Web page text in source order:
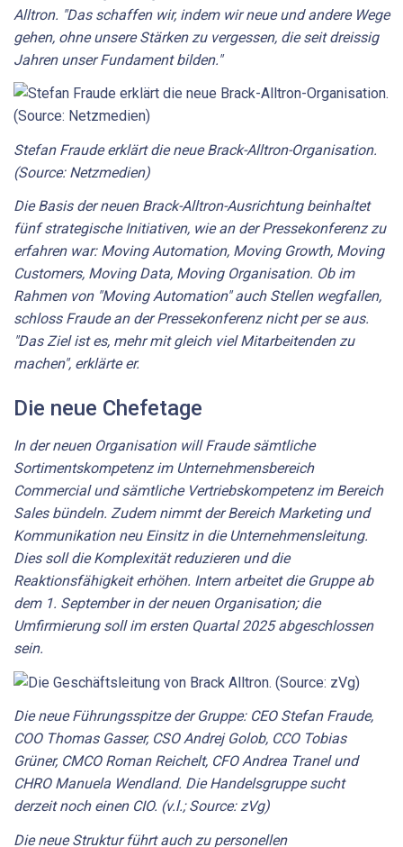
Alltron. "Das schaffen wir, indem wir neue und andere Wege
gehen, ohne unsere Stärken zu vergessen, die seit dreissig
Jahren unser Fundament bilden."
Stefan Fraude erklärt die neue Brack-Alltron-Organisation.
(Source: Netzmedien)
Die Basis der neuen Brack-Alltron-Ausrichtung beinhaltet
fünf strategische Initiativen, wie an der Pressekonferenz zu
erfahren war: Moving Automation, Moving Growth, Moving
Customers, Moving Data, Moving Organisation. Ob im
Rahmen von "Moving Automation" auch Stellen wegfallen,
schloss Fraude an der Pressekonferenz nicht per se aus.
"Das Ziel ist es, mehr mit gleich viel Mitarbeitenden zu
machen", erklärte er.
Die neue Chefetage
In der neuen Organisation will Fraude sämtliche
Sortimentskompetenz im Unternehmensbereich
Commercial und sämtliche Vertriebskompetenz im Bereich
Sales bündeln. Zudem nimmt der Bereich Marketing und
Kommunikation neu Einsitz in die Unternehmensleitung.
Dies soll die Komplexität reduzieren und die
Reaktionsfähigkeit erhöhen. Intern arbeitet die Gruppe ab
dem 1. September in der neuen Organisation; die
Umfirmierung soll im ersten Quartal 2025 abgeschlossen
sein.
Die neue Führungsspitze der Gruppe: CEO Stefan Fraude,
COO Thomas Gasser, CSO Andrej Golob, CCO Tobias
Grüner, CMCO Roman Reichelt, CFO Andrea Tranel und
CHRO Manuela Wendland. Die Handelsgruppe sucht
derzeit noch einen CIO. (v.l.; Source: zVg)
Die neue Struktur führt auch zu personellen